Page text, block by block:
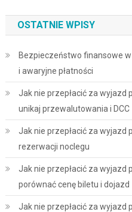
OSTATNIE WPISY
Bezpieczeństwo finansowe
i awaryjne płatności
Jak nie przepłacić za wyjazd
unikaj przewalutowania i DCC
Jak nie przepłacić za
rezerwacji noclegu
Jak nie przepłacić za wyjazd
porównać cenę biletu i dojazd
Jak nie przepłacić za wyjazd